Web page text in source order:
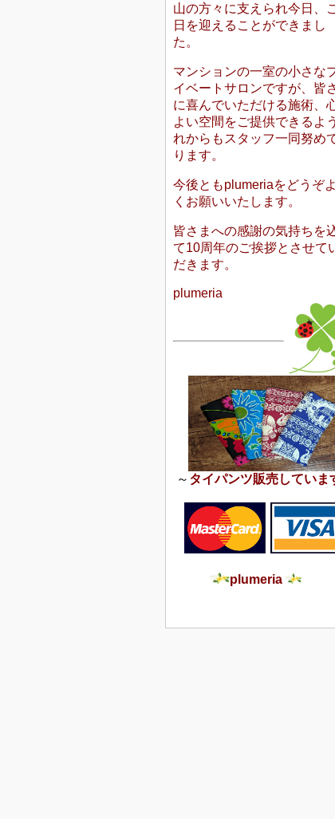
山の方々に支えられ今日、
日を迎えることができまし
た。
マンションの一室の小さな
イベートサロンですが、皆
に喜んでいただける施術、
よい空間をご提供できるよ
れからもスタッフ一同努め
ります。
今後ともplumeriaをどうぞ
くお願いいたします。
皆さまへの感謝の気持ちを
て10周年のご挨拶とさせて
だきます。
plumeria
～ タイパンツ販売していま
plumeria